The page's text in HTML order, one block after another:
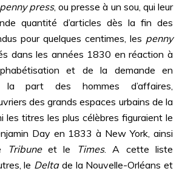
penny press, ou presse à un sou, qui leur
quantité d’articles dès la fin des
pour quelques centimes, les penny
dans les années 1830 en réaction à
et de la demande en
la part des hommes d’affaires,
des grands espaces urbains de la
les titres les plus célèbres figuraient le
Day en 1833 à New York, ainsi
Tribuneet le Times. A cette liste
le Deltade la Nouvelle-Orléans et